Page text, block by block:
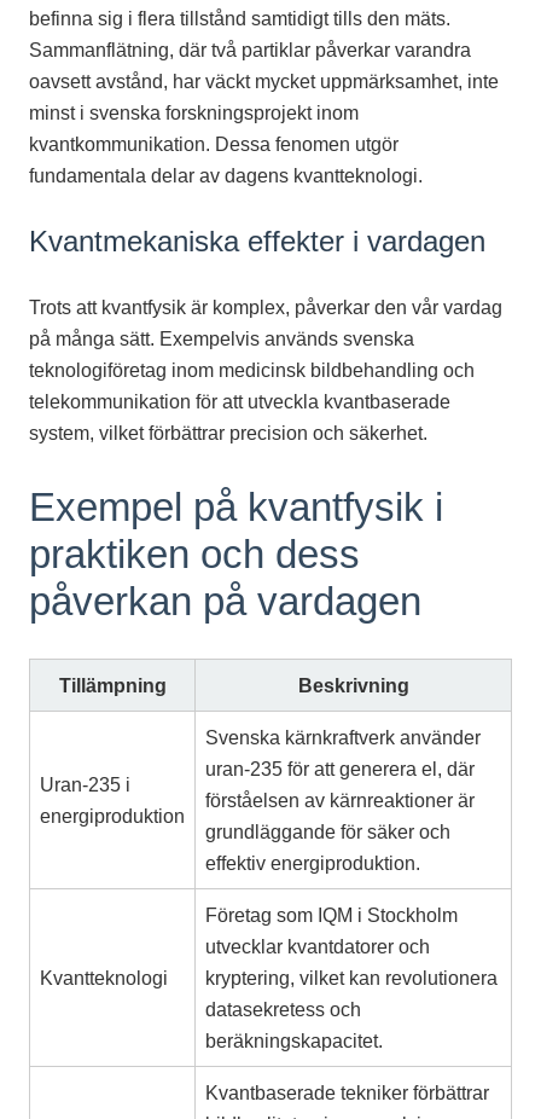
befinna sig i flera tillstånd samtidigt tills den mäts.
Sammanflätning, där två partiklar påverkar varandra
oavsett avstånd, har väckt mycket uppmärksamhet, inte
minst i svenska forskningsprojekt inom
kvantkommunikation. Dessa fenomen utgör
fundamentala delar av dagens kvantteknologi.
Kvantmekaniska effekter i vardagen
Trots att kvantfysik är komplex, påverkar den vår vardag
på många sätt. Exempelvis används svenska
teknologiföretag inom medicinsk bildbehandling och
telekommunikation för att utveckla kvantbaserade
system, vilket förbättrar precision och säkerhet.
Exempel på kvantfysik i
praktiken och dess
påverkan på vardagen
Tillämpning Beskrivning
Uran-235 i
energiproduktion
Svenska kärnkraftverk använder
uran-235 för att generera el, där
förståelsen av kärnreaktioner är
grundläggande för säker och
effektiv energiproduktion.
Kvantteknologi
Företag som IQM i Stockholm
utvecklar kvantdatorer och
kryptering, vilket kan revolutionera
datasekretess och
beräkningskapacitet.
Kvantbaserade tekniker förbättrar